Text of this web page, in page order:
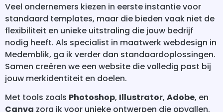
Veel ondernemers kiezen in eerste instantie voor
standaard templates, maar die bieden vaak niet de
flexibiliteit en unieke uitstraling die jouw bedrijf
nodig heeft. Als specialist in maatwerk webdesign in
Medemblik, ga ik verder dan standaardoplossingen.
Samen creëren we een website die volledig past bij
jouw merkidentiteit en doelen.
Met tools zoals Photoshop, Illustrator, Adobe, en
Canva zorg ik voor unieke ontwerpen die opvallen.